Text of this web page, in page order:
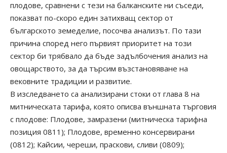
плодове, сравнени с тези на балканските ни съседи,
показват по-скоро един затихващ сектор от
българското земеделие, посочва анализът. По тази
причина според него първият приоритет на този
сектор би трябвало да бъде задълбочения анализ на
овощарството, за да търсим възстановяване на
вековните традиции и развитие.
В изследването са анализирани стоки от глава 8 на
митническата тарифа, която описва външната търговия
с плодове: Плодове, замразени (митническа тарифна
позиция 0811); Плодове, временно консервирани
(0812); Кайсии, череши, праскови, сливи (0809);